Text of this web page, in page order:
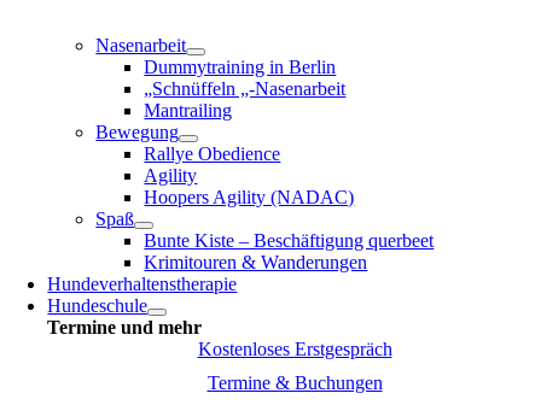
Nasenarbeit
Dummytraining in Berlin
„Schnüffeln „-Nasenarbeit
Mantrailing
Bewegung
Rallye Obedience
Agility
Hoopers Agility (NADAC)
Spaß
Bunte Kiste – Beschäftigung querbeet
Krimitouren & Wanderungen
Hundeverhaltenstherapie
Hundeschule
Termine und mehr
Kostenloses Erstgespräch
Termine & Buchungen